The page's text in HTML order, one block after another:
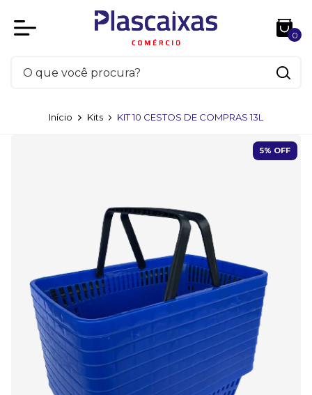
0
Início Kits KIT 10 CESTOS DE COMPRAS 13L
5% OFF